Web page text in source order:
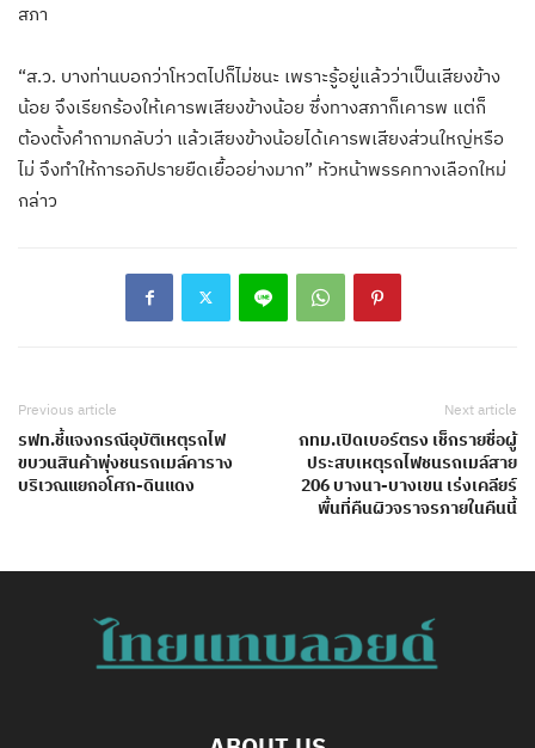
สภา
“ส.ว. บางท่านบอกว่าโหวตไปก็ไม่ชนะ เพราะรู้อยู่แล้วว่าเป็นเสียงข้าง
น้อย จึงเรียกร้องให้เคารพเสียงข้างน้อย ซึ่งทางสภาก็เคารพ แต่ก็
ต้องตั้งคำถามกลับว่า แล้วเสียงข้างน้อยได้เคารพเสียงส่วนใหญ่หรือ
ไม่ จึงทำให้การอภิปรายยืดเยื้ออย่างมาก” หัวหน้าพรรคทางเลือกใหม่
กล่าว
Previous article
รฟท.ชี้แจงกรณีอุบัติเหตุรถไฟ
ขบวนสินค้าพุ่งชนรถเมล์คาราง
บริเวณแยกอโศก-ดินแดง
Next article
กทม.เปิดเบอร์ตรง เช็กรายชื่อผู้
ประสบเหตุรถไฟชนรถเมล์สาย
206 บางนา-บางเขน เร่งเคลียร์
พื้นที่คืนผิวจราจรภายในคืนนี้